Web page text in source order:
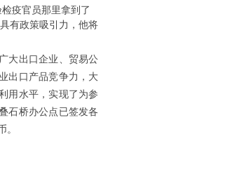
疫官员那里拿到了
有政策吸引力，他将
大出口企业、贸易公
出口产品竞争力，大
用水平，实现了为参
石桥办公点已签发各
。